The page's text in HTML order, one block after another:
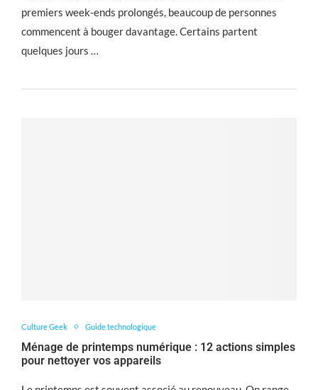
premiers week-ends prolongés, beaucoup de personnes
commencent à bouger davantage. Certains partent
quelques jours …
Culture Geek Guide technologique
Ménage de printemps numérique : 12 actions simples
pour nettoyer vos appareils